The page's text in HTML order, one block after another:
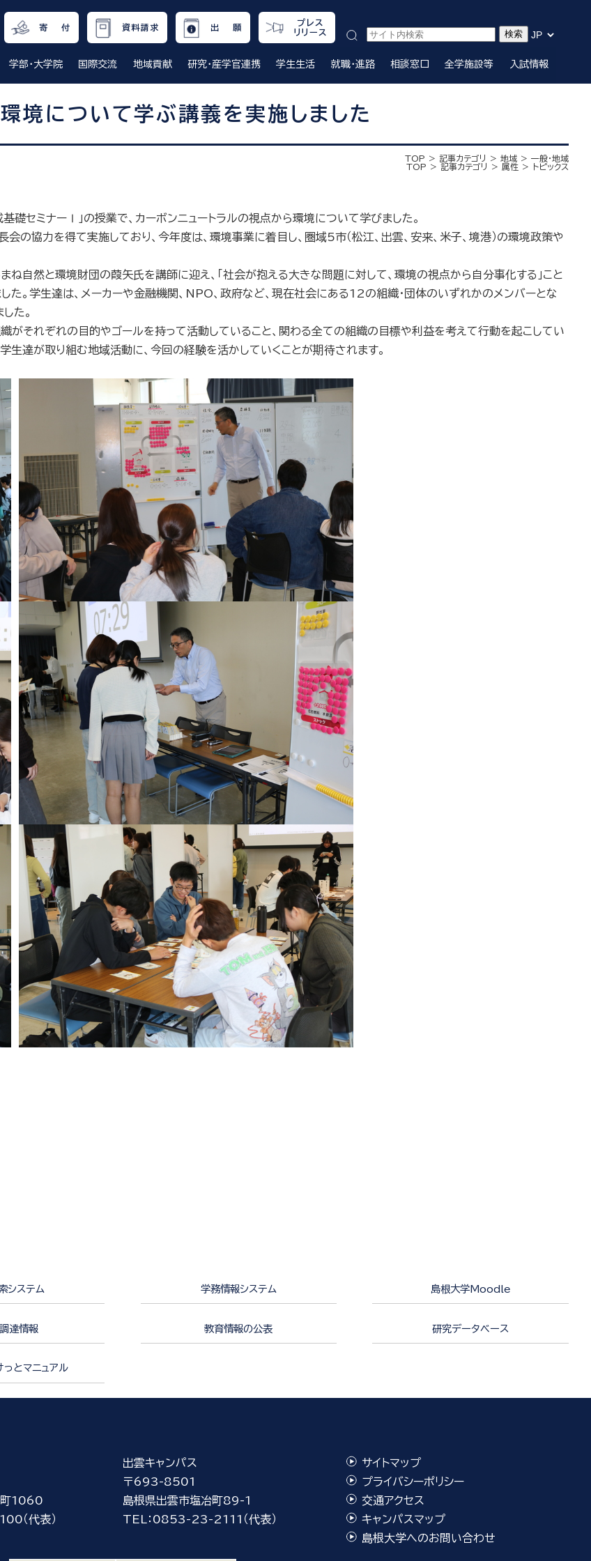
寄 付 資料請求 出 願
プレス
リリース
学部・大学院 国際交流 地域貢献 研究・産学官連携 学生生活 就職・進路 相談窓口 全学施設等 入試情報
境について学ぶ講義を実施しました
TOP 記事カテゴリ 地域
一般・地域
TOP
記事カテゴリ 属性 トピックス
礎セミナーⅠ」の授業で、カーボンニュートラルの視点から環境について学びました。
の協力を得て実施しており、今年度は、環境事業に着目し、圏域5市（松江、出雲、安来、米子、境港）の環境政策や
ね自然と環境財団の葭矢氏を講師に迎え、「社会が抱える大きな問題に対して、環境の視点から自分事化する」こと
た。学生達は、メーカーや金融機関、NPO、政府など、現在社会にある12の組織・団体のいずれかのメンバーとな
た。
それぞれの目的やゴールを持って活動していること、関わる全ての組織の目標や利益を考えて行動を起こしてい
生達が取り組む地域活動に、今回の経験を活かしていくことが期待されます。
システム 学務情報システム 島根大学Moodle
調達情報 教育情報の公表 研究データベース
とマニュアル
町1060
（代表）
出雲キャンパス
〒693-8501
島根県出雲市塩冶町89-1
TEL：0853-23-2111（代表）
サイトマップ
プライバシーポリシー
交通アクセス
キャンパスマップ
島根大学へのお問い合わせ